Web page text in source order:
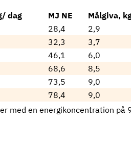
dag MJ NE Målgiva,
28,4 2,9
32,3 3,7
46,1 6,0
68,6 8,5
73,5 9,0
78,4 9,0
med en energikoncentration på